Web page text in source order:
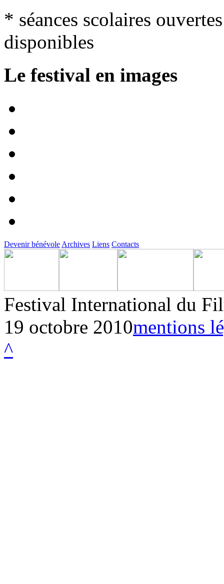
* séances scolaires
disponibles
Le festival en images
Devenir bénévole Archives Liens Contacts
Festival International du
19 octobre 2010mentions
^